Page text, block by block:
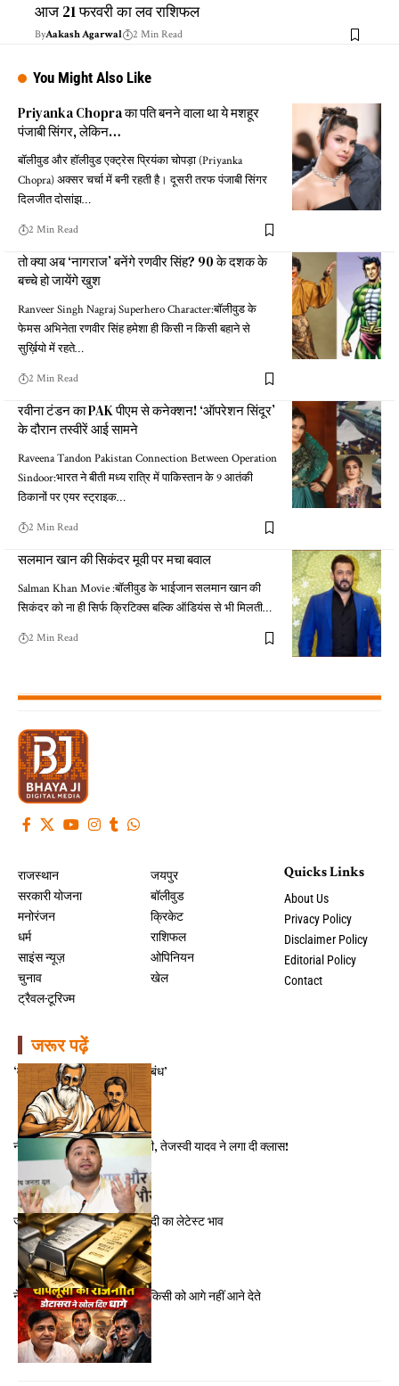
आज 21 फरवरी का लव राशिफल
ByAakash Agarwal 2 Min Read
You Might Also Like
Priyanka Chopra का पति बनने वाला था ये मशहूर
पंजाबी सिंगर, लेकिन…
बॉलीवुड और हॉलीवुड एक्ट्रेस प्रियंका चोपड़ा (Priyanka
Chopra) अक्सर चर्चा में बनी रहती है। दूसरी तरफ पंजाबी सिंगर
दिलजीत दोसांझ…
2 Min Read
तो क्या अब ‘नागराज’ बनेंगे रणवीर सिंह? 90 के दशक के
बच्चे हो जायेंगे खुश
Ranveer Singh Nagraj Superhero Character:बॉलीवुड के
फेमस अभिनेता रणवीर सिंह हमेशा ही किसी न किसी बहाने से
सुर्ख़ियो में रहते…
2 Min Read
रवीना टंडन का PAK पीएम से कनेक्शन! ‘ऑपरेशन सिंदूर’
के दौरान तस्वीरें आई सामने
Raveena Tandon Pakistan Connection Between Operation
Sindoor:भारत ने बीती मध्य रात्रि में पाकिस्तान के 9 आतंकी
ठिकानों पर एयर स्ट्राइक…
2 Min Read
सलमान खान की सिकंदर मूवी पर मचा बवाल
Salman Khan Movie :बॉलीवुड के भाईजान सलमान खान की
सिकंदर को ना ही सिर्फ क्रिटिक्स बल्कि ऑडियंस से भी मिलती…
2 Min Read
राजस्थान
सरकारी योजना
मनोरंजन
धर्म
साइंस न्यूज़
चुनाव
ट्रैवल-टूरिज्म
जयपुर
बॉलीवुड
क्रिकेट
राशिफल
ओपिनियन
खेल
Quicks Links
About Us
Privacy Policy
Disclaimer Policy
Editorial Policy
Contact
जरूर पढ़ें
‘वर्तमान संदर्भ में गुरु व शिष्य के संबंध’
नीतीश कुमार हैं थके हुए मुख्यमंत्री, तेजस्वी यादव ने लगा दी क्लास!
जयपुर में 23 दिसंबर को सोना-चांदी का लेटेस्ट भाव
नेता अपनी सीट बचाए रखने लिए किसी को आगे नहीं आने देते